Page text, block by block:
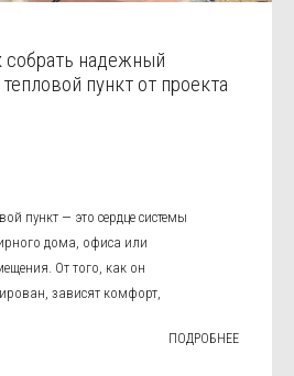
надежный
пункт от проекта
пункт — это сердце системы
дома, офиса или
От того, как он
зависят комфорт,
ПОДРОБНЕЕ